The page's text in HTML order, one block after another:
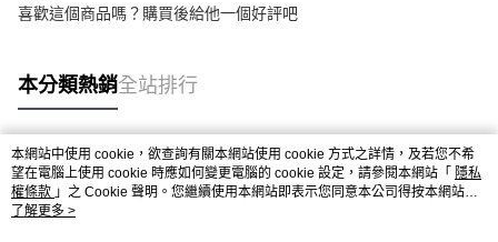
喜歡這個商品嗎？購買後給他一個好評吧
本分類熱銷全站排行
熱門標籤
本網站中使用 cookie，欲查詢有關本網站使用 cookie 方式之詳情，及若您不希
望在電腦上使用 cookie 時應如何變更電腦的 cookie 設定，請參閱本網站「 隱私
權條款 」之 Cookie 聲明。您繼續使用本網站即表示您同意本公司得按本網站使
用條款之 Cookie 聲明使用 cookie。
了解更多 >